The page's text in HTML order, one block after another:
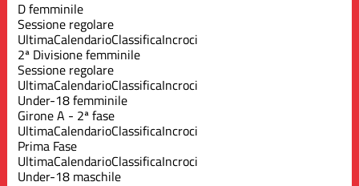
D femminile
Sessione regolare
UltimaCalendarioClassificaIncroci
2ª Divisione femminile
Sessione regolare
UltimaCalendarioClassificaIncroci
Under-18 femminile
Girone A - 2ª fase
UltimaCalendarioClassificaIncroci
Prima Fase
UltimaCalendarioClassificaIncroci
Under-18 maschile